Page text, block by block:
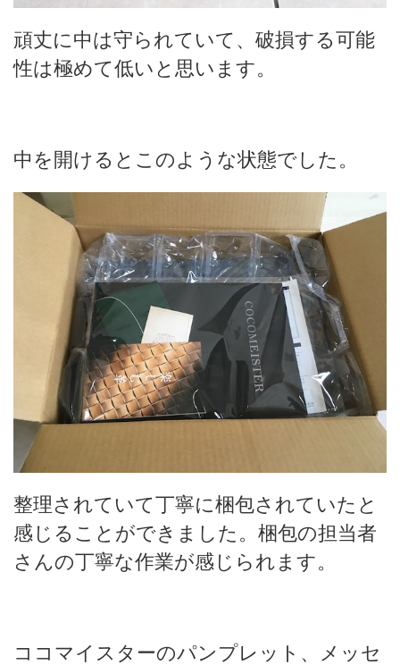
頑丈に中は守られていて、破損する可能
性は極めて低いと思います。
中を開けるとこのような状態でした。
整理されていて丁寧に梱包されていたと
感じることができました。梱包の担当者
さんの丁寧な作業が感じられます。
ココマイスターのパンプレット、メッセ